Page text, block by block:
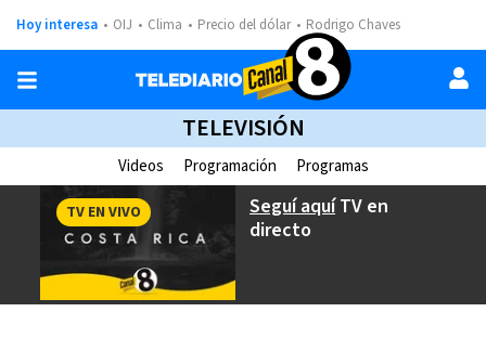
Hoy interesa OIJ Clima Precio del dólar Rodrigo Chaves
TELEVISIÓN
Videos Programación Programas
Seguí aquíTV en
directo
TV EN VIVO